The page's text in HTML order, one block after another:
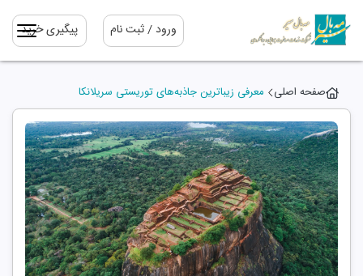
ورود / ثبت نام پیگیری خرید
صفحه اصلی معرفی زیباترین جاذبه‌های توریستی سریلانکا